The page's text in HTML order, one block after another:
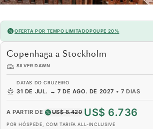
OFERTA POR TEMPO LIMITADOPOUPE 20%
Copenhaga a Stockholm
SILVER DAWN
DATAS DO CRUZEIRO
31 DE JUL. → 7 DE AGO. DE 2027 • 7 DIAS
A PARTIR DE US$ 8.420 US$ 6.736
POR HÓSPEDE, COM TARIFA ALL-INCLUSIVE